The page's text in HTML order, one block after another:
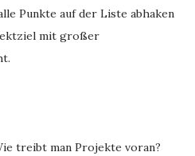
Punkte auf der Liste abhaken
mit großer
treibt man Projekte voran?